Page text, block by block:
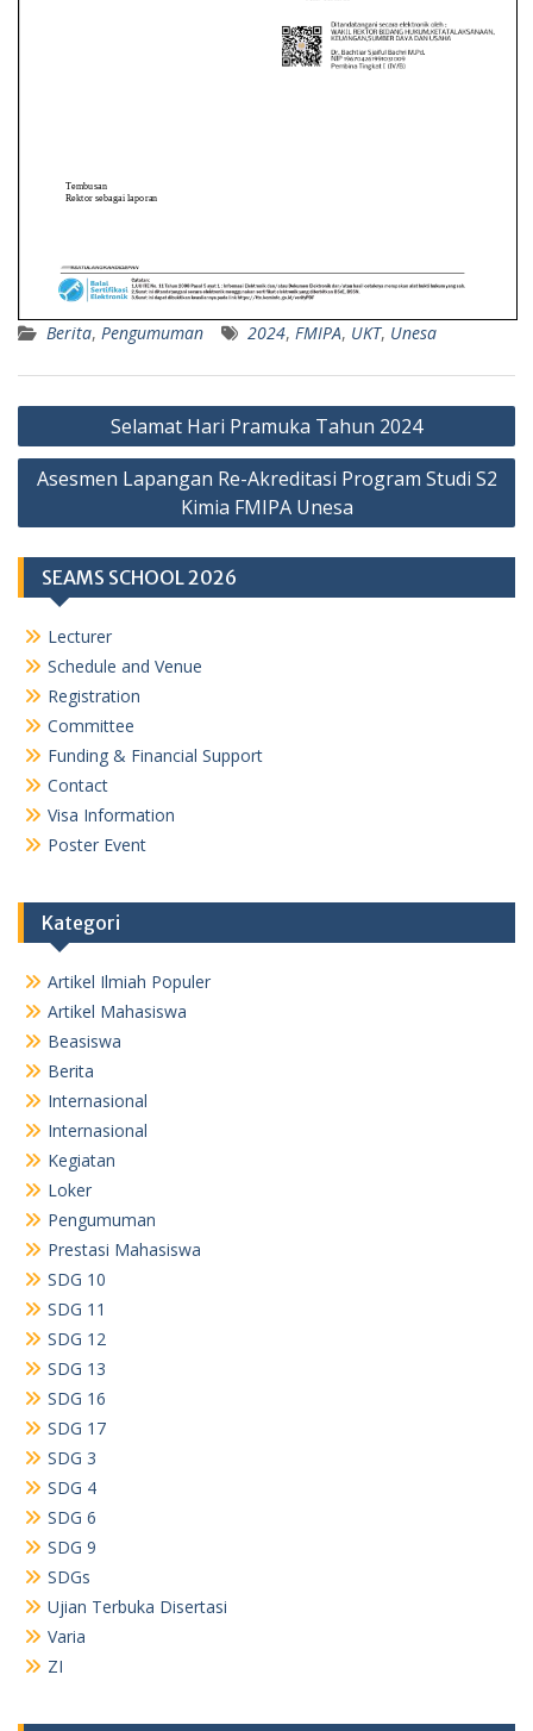
Berita, Pengumuman 2024, FMIPA, UKT, Unesa
Navigasi
pos
Selamat Hari Pramuka Tahun 2024
Asesmen Lapangan Re-Akreditasi Program Studi S2
Kimia FMIPA Unesa
SEAMS SCHOOL 2026
Lecturer
Schedule and Venue
Registration
Committee
Funding & Financial Support
Contact
Visa Information
Poster Event
Kategori
Artikel Ilmiah Populer
Artikel Mahasiswa
Beasiswa
Berita
Internasional
Internasional
Kegiatan
Loker
Pengumuman
Prestasi Mahasiswa
SDG 10
SDG 11
SDG 12
SDG 13
SDG 16
SDG 17
SDG 3
SDG 4
SDG 6
SDG 9
SDGs
Ujian Terbuka Disertasi
Varia
ZI